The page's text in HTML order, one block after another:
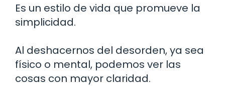
Es un estilo de vida que promueve la
simplicidad.
Al deshacernos del desorden, ya sea
físico o mental, podemos ver las
cosas con mayor claridad.